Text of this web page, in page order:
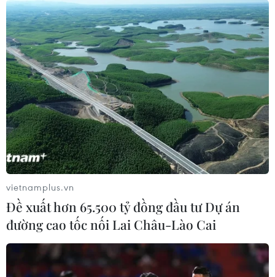
vietnamplus.vn
Đề xuất hơn 65.500 tỷ đồng đầu tư Dự án
đường cao tốc nối Lai Châu-Lào Cai